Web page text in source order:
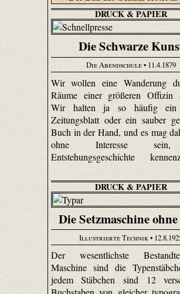
DRUCK & PAPIER
Die Schwarze
Die Abendschule• 11.4.1879
Wir wollen eine Wanderung
Räume einer größeren Offizin
Wir halten ja so häufig ein
Zeitungsblatt oder ein sauber
Buch in der Hand, und es mag
ohne Interesse
Entstehungsgeschichte
DRUCK & PAPIER
Die Setzmaschine
Illustrierte Technik•
Der wesentlichste
Maschine sind die
jedem Stäbchen sind 12